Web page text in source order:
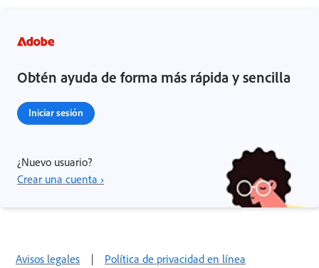
Obtén ayuda de forma más rápida y sencilla
Iniciar sesión
¿Nuevo usuario?
Crear una cuenta ›
Avisos legales | Política de privacidad en línea